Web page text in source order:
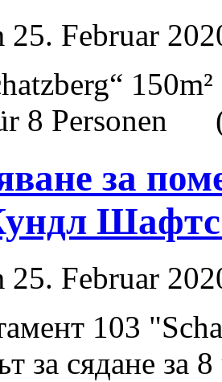
25. Februar
“
8 Personen
за
25. Februar
103 "
за сядане за